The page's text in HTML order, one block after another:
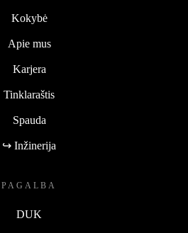
Kokybė
Apie mus
Karjera
Tinklaraštis
Spauda
↪ Inžinerija
PAGALBA
DUK